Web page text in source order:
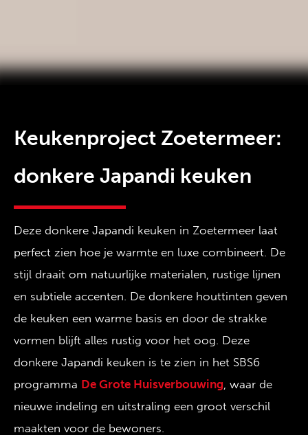
Keukenproject Zoetermeer:
donkere Japandi keuken
Deze donkere Japandi keuken in Zoetermeer laat
perfect zien hoe je warmte en luxe combineert. De
stijl draait om natuurlijke materialen, rustige lijnen
en subtiele accenten. De donkere houttinten geven
de keuken een warme basis en door de strakke
vormen blijft alles rustig voor het oog. Deze
donkere Japandi keuken is te zien in het SBS6
programma De Grote Huisverbouwing, waar de
nieuwe indeling en uitstraling een groot verschil
maakten voor de bewoners.